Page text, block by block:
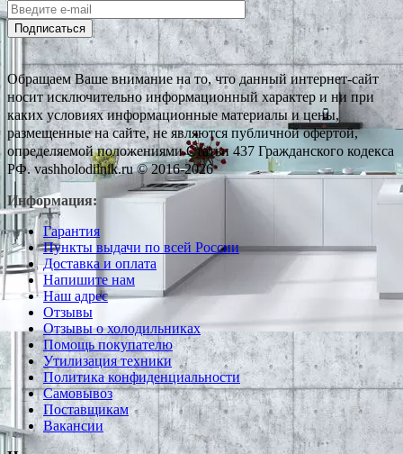
Подписаться
Обращаем Ваше внимание на то, что данный интернет-сайт
носит исключительно информационный характер и ни при
каких условиях информационные материалы и цены,
размещенные на сайте, не являются публичной офертой,
определяемой положениями Статьи 437 Гражданского кодекса
РФ. vashholodilnik.ru © 2016-2026
Информация:
Гарантия
Пункты выдачи по всей России
Доставка и оплата
Напишите нам
Наш адрес
Отзывы
Отзывы о холодильниках
Помощь покупателю
Утилизация техники
Политика конфиденциальности
Самовывоз
Поставщикам
Вакансии